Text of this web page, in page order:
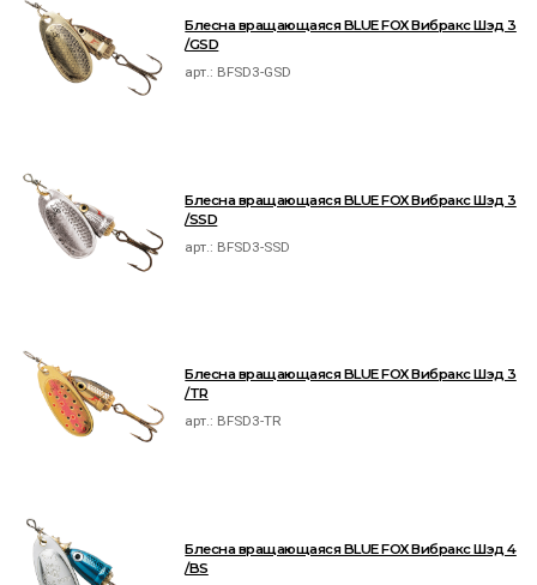
Блесна вращающаяся BLUE FOX Вибракс Шэд 3
/GSD
арт.: BFSD3-GSD
Блесна вращающаяся BLUE FOX Вибракс Шэд 3
/SSD
арт.: BFSD3-SSD
Блесна вращающаяся BLUE FOX Вибракс Шэд 3
/TR
арт.: BFSD3-TR
Блесна вращающаяся BLUE FOX Вибракс Шэд 4
/BS